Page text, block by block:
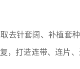
去针套阔、补植套
，打造连带、连片